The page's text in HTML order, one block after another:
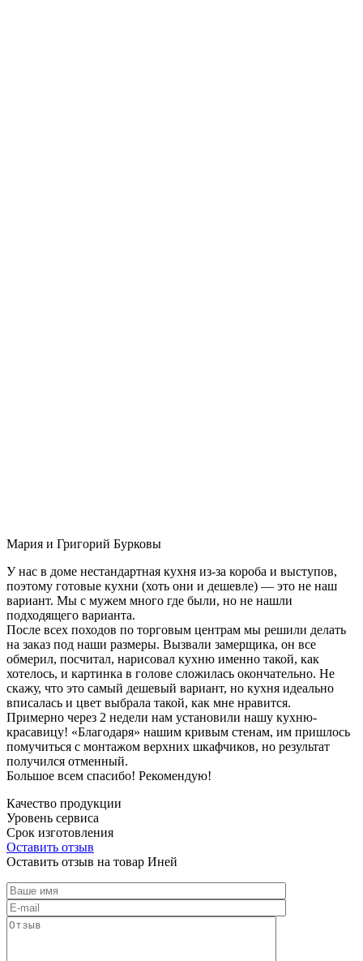
Мария и Григорий Бурковы
У нас в доме нестандартная кухня из-за короба и выступов,
поэтому готовые кухни (хоть они и дешевле) — это не наш
вариант. Мы с мужем много где были, но не нашли
подходящего варианта.
После всех походов по торговым центрам мы решили делать
на заказ под наши размеры. Вызвали замерщика, он все
обмерил, посчитал, нарисовал кухню именно такой, как
хотелось, и картинка в голове сложилась окончательно. Не
скажу, что это самый дешевый вариант, но кухня идеально
вписалась и цвет выбрала такой, как мне нравится.
Примерно через 2 недели нам установили нашу кухню-
красавицу! «Благодаря» нашим кривым стенам, им пришлось
помучиться с монтажом верхних шкафчиков, но результат
получился отменный.
Большое всем спасибо! Рекомендую!
Качество продукции
Уровень сервиса
Срок изготовления
Оставить отзыв
Оставить отзыв на товар Иней